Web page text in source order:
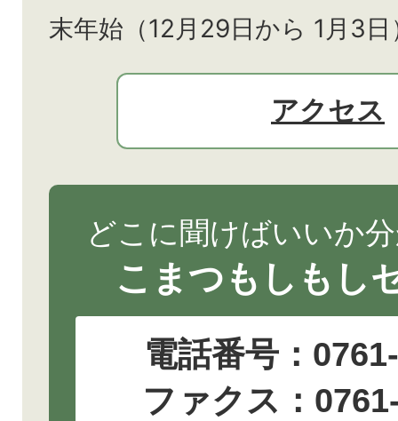
末年始（12月29日から 1月3
アクセス
どこに聞けばいいか
こまつもしもし
電話番号：
ファクス：